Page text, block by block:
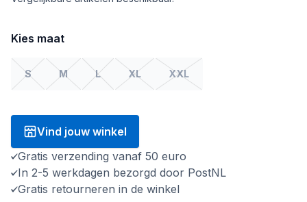
Kies maat
S M L XL XXL
Vind jouw winkel
Gratis verzending vanaf 50 euro
In 2-5 werkdagen bezorgd door PostNL
Gratis retourneren in de winkel